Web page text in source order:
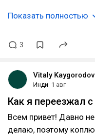
Показать полностью
3
Vitaly Kaygorodov
Инди 1 авг
Как я переезжал
Всем привет! Давно
делаю, поэтому